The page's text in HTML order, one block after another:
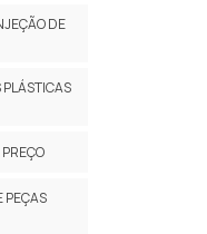
DE
PLÁSTICAS
PEÇAS